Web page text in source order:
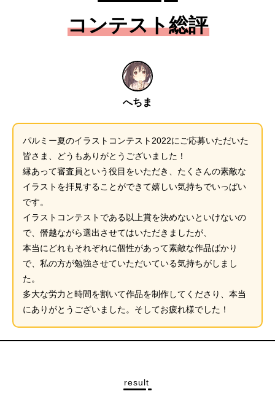
コンテスト総評
へちま
パルミー夏のイラストコンテスト2022にご応募いただいた
皆さま、どうもありがとうございました！
縁あって審査員という役目をいただき、たくさんの素敵な
イラストを拝見することができて嬉しい気持ちでいっぱい
です。
イラストコンテストである以上賞を決めないといけないの
で、僭越ながら選出させてはいただきましたが、
本当にどれもそれぞれに個性があって素敵な作品ばかり
で、私の方が勉強させていただいている気持ちがしまし
た。
多大な労力と時間を割いて作品を制作してくださり、本当
にありがとうございました。そしてお疲れ様でした！
result